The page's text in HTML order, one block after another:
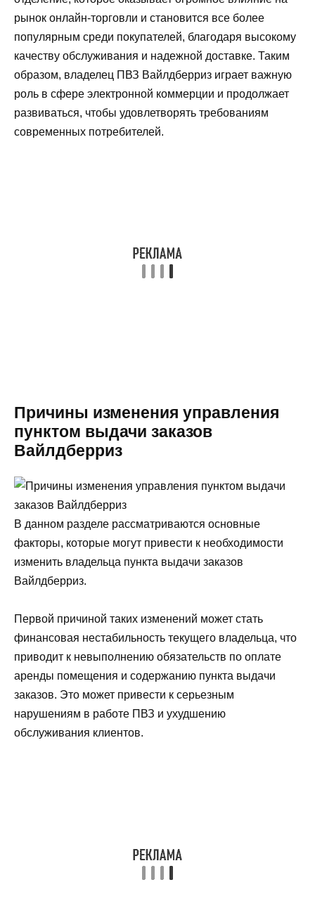
рынок онлайн-торговли и становится все более
популярным среди покупателей, благодаря высокому
качеству обслуживания и надежной доставке. Таким
образом, владелец ПВЗ Вайлдберриз играет важную
роль в сфере электронной коммерции и продолжает
развиваться, чтобы удовлетворять требованиям
современных потребителей.
Причины изменения управления
пунктом выдачи заказов
Вайлдберриз
В данном разделе рассматриваются основные
факторы, которые могут привести к необходимости
изменить владельца пункта выдачи заказов
Вайлдберриз.
Первой причиной таких изменений может стать
финансовая нестабильность текущего владельца, что
приводит к невыполнению обязательств по оплате
аренды помещения и содержанию пункта выдачи
заказов. Это может привести к серьезным
нарушениям в работе ПВЗ и ухудшению
обслуживания клиентов.